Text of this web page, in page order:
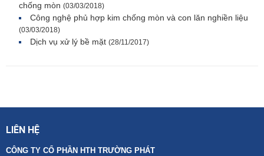
chống mòn (03/03/2018)
Công nghệ phủ hợp kim chống mòn và con lăn nghiền liệu
(03/03/2018)
Dịch vụ xử lý bề mặt (28/11/2017)
LIÊN HỆ
CÔNG TY CỔ PHẦN HTH TRƯỜNG PHÁT